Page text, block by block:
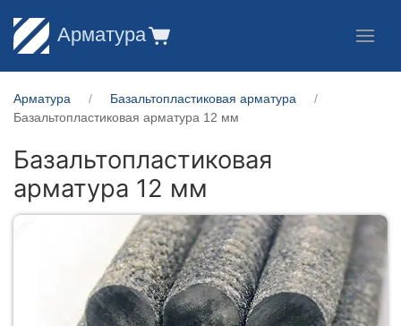
Арматура
Арматура
Базальтопластиковая арматура
Базальтопластиковая арматура 12 мм
Базальтопластиковая
арматура 12 мм